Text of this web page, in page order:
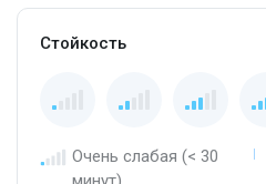
Стойкость
Очень слабая (< 30